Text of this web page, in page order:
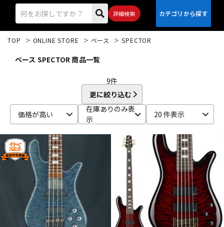
詳細検索
ベース ウクレレ
ドラム パーカッション
キーボード 電子ピアノ
TOP ONLINE STORE ベース SPECTOR
ベース SPECTOR 商品一覧
9件
更に絞り込む
価格が高い
在庫ありのみ表
示
20 件表示